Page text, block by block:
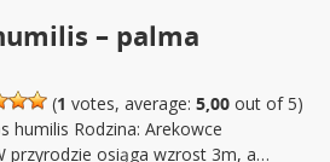
– palma
(1 votes, average: 5,00out of 5)
humilis Rodzina: Arekowce
przyrodzie osiąga wzrost 3m, a…